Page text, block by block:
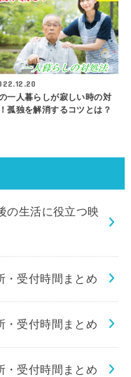
一人暮らしが寂しい時の対
孤独を解消するコツとは？
の生活に役立つ映
・受付時間まとめ
・受付時間まとめ
・受付時間まとめ